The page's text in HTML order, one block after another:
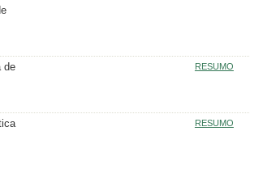
de
RESUMO
RESUMO